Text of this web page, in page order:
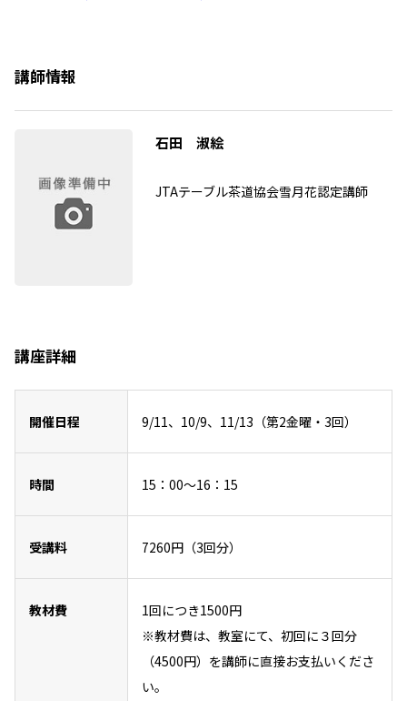
講師情報
石田 淑絵
JTAテーブル茶道協会雪月花認定講師
講座詳細
開催日程 9/11、10/9、11/13（第2金曜・3回）
時間 15：00～16：15
受講料 7260円（3回分）
教材費
1回につき1500円
※教材費は、教室にて、初回に３回分
（4500円）を講師に直接お支払いくださ
い。